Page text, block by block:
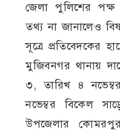
জেলা পুলিশের পক্ষ
তথ্য না জানালেও
সূত্রে প্রতিবেদকের
মুজিবনগর থানায়
৩, তারিখ ৪
নভেম্বর বিকেল
উপজেলার